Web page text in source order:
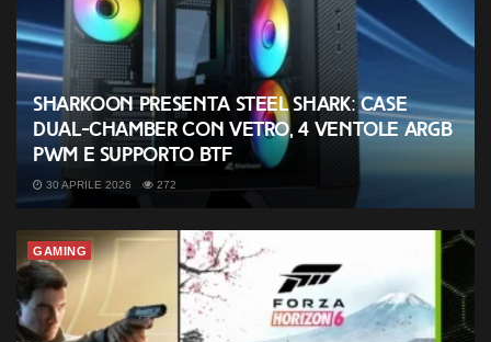
Sharkoon presenta Steel Shark: case
dual-chamber con vetro, 4 ventole ARGB
PWM e supporto BTF
30 APRILE 2026 272
GAMING